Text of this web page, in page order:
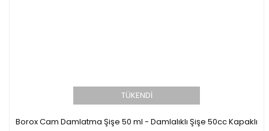
TÜKENDİ
Borox Cam Damlatma Şişe 50 ml - Damlalıklı Şişe 50cc Kapaklı